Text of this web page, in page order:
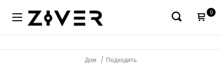
0
Дом Подходить